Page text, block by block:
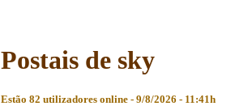
Postais de sky
Estão 82 utilizadores online - 9/8/2026 - 11:41h